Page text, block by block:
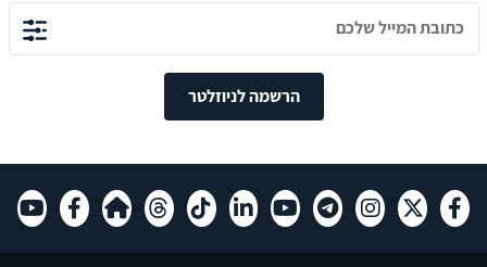
הרשמה לניוזלטר